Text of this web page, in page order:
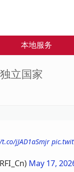
本地服务
立国家
jJAD1aSmjr
May 17,